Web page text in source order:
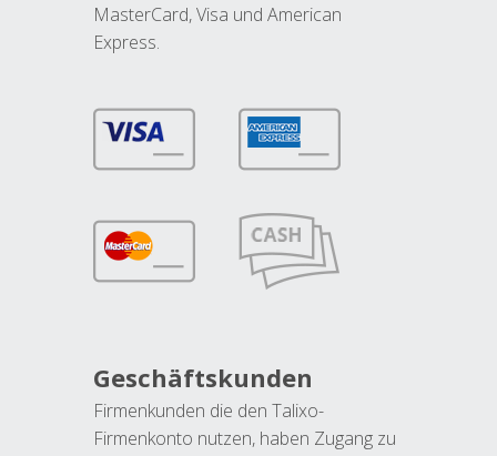
MasterCard, Visa und American
Express.
Geschäftskunden
Firmenkunden die den Talixo-
Firmenkonto nutzen, haben Zugang zu